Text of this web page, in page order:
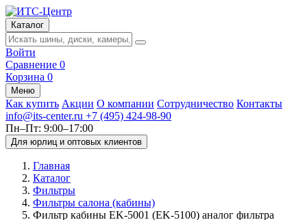
Каталог
Войти
Сравнение 0
Корзина 0
Меню
Как купить Акции О компании Сотрудничество Контакты
info@its-center.ru +7 (495) 424-98-90
Пн–Пт: 9:00–17:00
Для юрлиц и оптовых клиентов
Главная
Каталог
Фильтры
Фильтры салона (кабины)
Фильтр кабины EK-5001 (EK-5100) аналог фильтра